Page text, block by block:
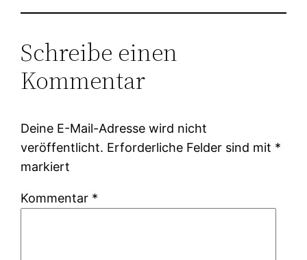
Schreibe einen
Kommentar
Deine E-Mail-Adresse wird nicht
veröffentlicht. Erforderliche Felder sind mit *
markiert
Kommentar *